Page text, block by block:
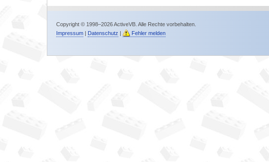
Copyright © 1998–2026 ActiveVB. Alle Rechte vorbehalten.
Impressum| Datenschutz | Fehler melden